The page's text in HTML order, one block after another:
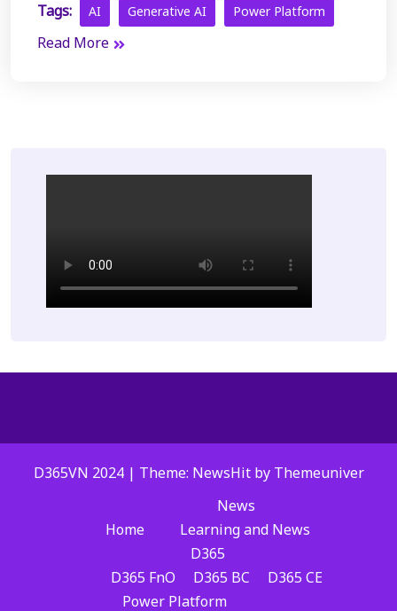
Tags: AI Generative AI Power Platform
Read More
D365VN 2024 | Theme: NewsHit by Themeuniver
Home
News
Learning and News
D365
D365 FnO
D365 BC
D365 CE
Power Platform